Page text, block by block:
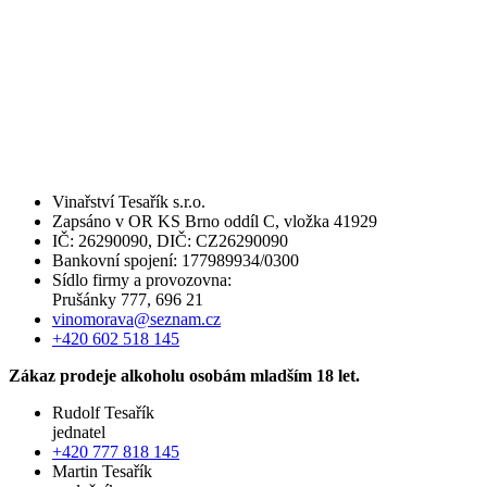
Vinařství Tesařík s.r.o.
Zapsáno v OR KS Brno oddíl C, vložka 41929
IČ: 26290090, DIČ: CZ26290090
Bankovní spojení: 177989934/0300
Sídlo firmy a provozovna:
Prušánky 777, 696 21
vinomorava@seznam.cz
+420 602 518 145
Zákaz prodeje alkoholu osobám mladším 18 let.
Rudolf Tesařík
jednatel
+420 777 818 145
Martin Tesařík